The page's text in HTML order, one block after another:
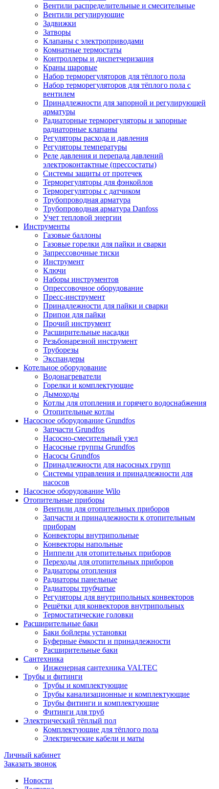
Вентили распределительные и смесительные
Вентили регулирующие
Задвижки
Затворы
Клапаны с электроприводами
Комнатные термостаты
Контроллеры и диспетчеризация
Краны шаровые
Набор терморегуляторов для тёплого пола
Набор терморегуляторов для тёплого пола с
вентилем
Принадлежности для запорной и регулирующей
арматуры
Радиаторные терморегуляторы и запорные
радиаторные клапаны
Регуляторы расхода и давления
Регуляторы температуры
Реле давления и перепада давлений
электроконтактные (прессостаты)
Системы защиты от протечек
Терморегуляторы для фэнкойлов
Терморегуляторы с датчиком
Трубопроводная арматура
Трубопроводная арматура Danfoss
Учет тепловой энергии
Инструменты
Газовые баллоны
Газовые горелки для пайки и сварки
Запрессовочные тиски
Инструмент
Ключи
Наборы инструментов
Опрессовочное оборудование
Пресс-инструмент
Принадлежности для пайки и сварки
Припои для пайки
Прочий инструмент
Расширительные насадки
Резьбонарезной инструмент
Труборезы
Экспандеры
Котельное оборудование
Водонагреватели
Горелки и комплектующие
Дымоходы
Котлы для отопления и горячего водоснабжения
Отопительные котлы
Насосное оборудование Grundfos
Запчасти Grundfos
Насосно-смесительный узел
Насосные группы Grundfos
Насосы Grundfos
Принадлежности для насосных групп
Системы управления и принадлежности для
насосов
Насосное оборудование Wilo
Отопительные приборы
Вентили для отопительных приборов
Запчасти и принадлежности к отопительным
приборам
Конвекторы внутрипольные
Конвекторы напольные
Ниппели для отопительных приборов
Переходы для отопительных приборов
Радиаторы отопления
Радиаторы панельные
Радиаторы трубчатые
Регуляторы для внутрипольных конвекторов
Решётки для конвекторов внутрипольных
Термостатические головки
Расширительные баки
Баки бойлеры установки
Буферные ёмкости и принадлежности
Расширительные баки
Сантехника
Инженерная сантехника VALTEC
Трубы и фитинги
Трубы и комплектующие
Трубы канализационные и комплектующие
Трубы фитинги и комплектующие
Фитинги для труб
Электрический тёплый пол
Комплектующие для тёплого пола
Электрические кабели и маты
Личный кабинет
Заказать звонок
Новости